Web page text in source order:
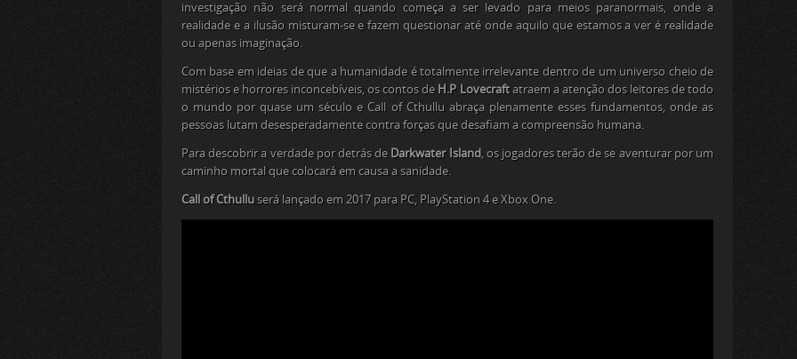
investigação não será normal quando começa a ser levado para meios paranormais, onde a
realidade e a ilusão misturam-se e fazem questionar até onde aquilo que estamos a ver é realidade
ou apenas imaginação.
Com base em ideias de que a humanidade é totalmente irrelevante dentro de um universo cheio de
mistérios e horrores inconcebíveis, os contos de H.P Lovecraftatraem a atenção dos leitores de todo
o mundo por quase um século e Call of Cthullu abraça plenamente esses fundamentos, onde as
pessoas lutam desesperadamente contra forças que desafiam a compreensão humana.
Para descobrir a verdade por detrás de Darkwater Island , os jogadores terão de se aventurar por um
caminho mortal que colocará em causa a sanidade.
Call of Cthullu será lançado em 2017 para PC, PlayStation 4 e Xbox One.